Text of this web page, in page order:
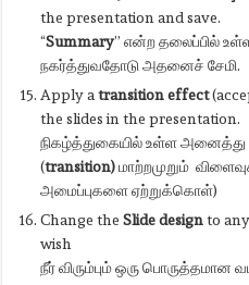
the presentation and save.
“Summary” என்ற தலைப்பில்
நகர்த்துவதோடு அதனைச் சேமி.
Apply atransition effect
the slides in the presentation.
நிகழ்த்துகையில் உள்ள
(transition)மாற்றமுறும்
அமைப்புகளை ஏற்றுக்கொள்)
Change theSlide designto
wish
நீர் விரும்பும் ஒரு பொருத்தமான